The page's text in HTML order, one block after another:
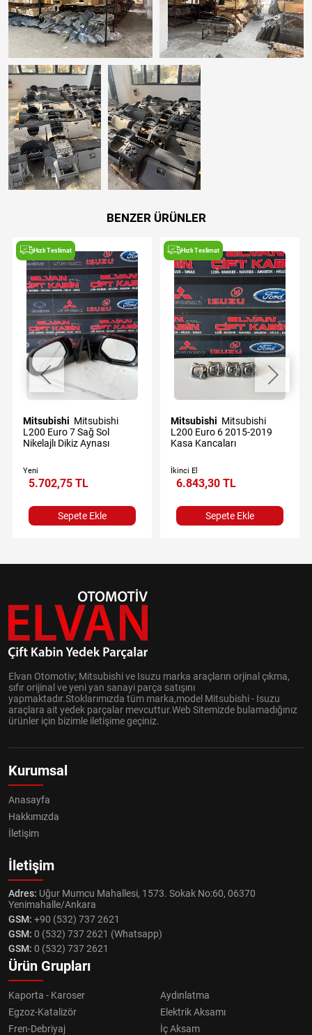
BENZER ÜRÜNLER
Hızlı Teslimat
Mitsubishi
L200 Euro 7 Sağ Sol
Nikelajlı Dikiz Aynası
Yeni
5.702,75 TL
Sepete Ekle
Hızlı Teslimat
Mitsubishi
L200 Euro 6 2015-2019
Kasa Kancaları
İkinci El
6.843,30 TL
Sepete Ekle
Elvan Otomotiv; Mitsubishi ve Isuzu marka araçların orjinal çıkma,
sıfır orijinal ve yeni yan sanayi parça satışını
yapmaktadır.Stoklarımızda tüm marka,model Mitsubishi - Isuzu
araçlara ait yedek parçalar mevcuttur.Web Sitemizde bulamadığınız
ürünler için bizimle iletişime geçiniz.
Kurumsal
Anasayfa
Hakkımızda
İletişim
İletişim
Adres: Uğur Mumcu Mahallesi, 1573. Sokak No:60, 06370
Yenimahalle/Ankara
GSM: +90 (532) 737 2621
GSM: 0 (532) 737 2621 (Whatsapp)
GSM: 0 (532) 737 2621
Ürün Grupları
Kaporta - Karoser
Aydınlatma
Egzoz-Katalizör
Elektrik Aksamı
Fren-Debriyaj
İç Aksam